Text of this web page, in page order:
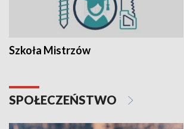
Szkoła Mistrzów
SPOŁECZEŃSTWO